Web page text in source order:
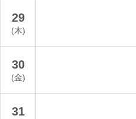
29
(木)
30
(金)
31